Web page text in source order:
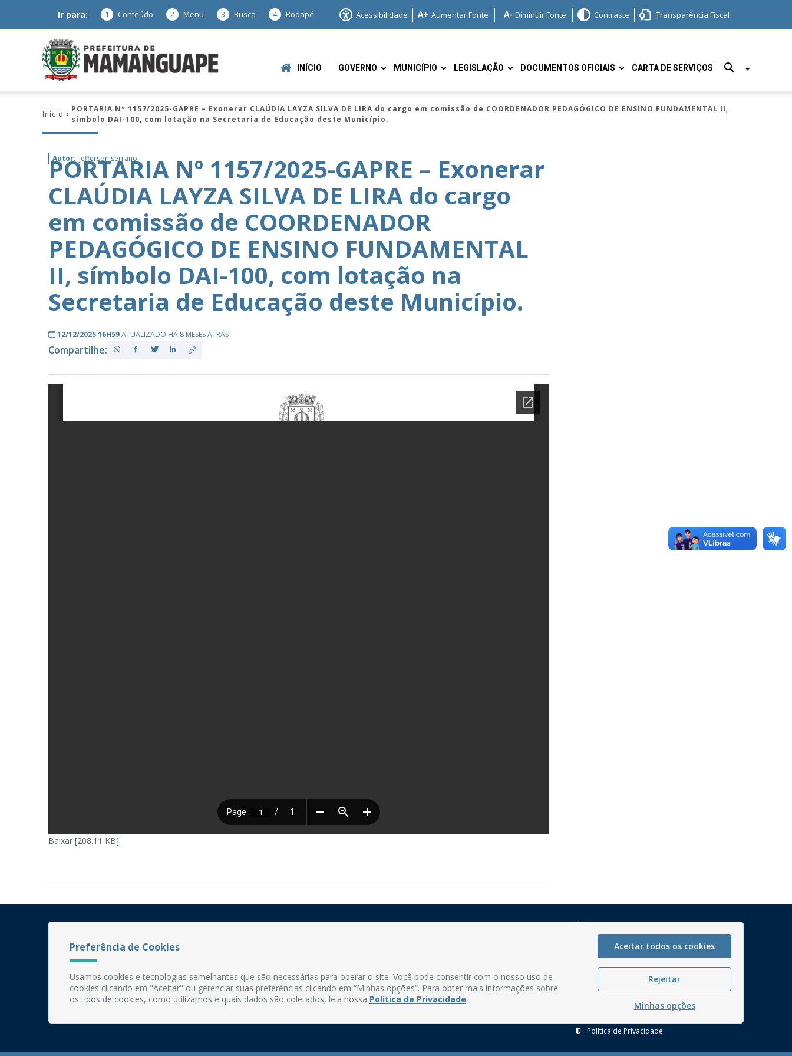
Ir para: 1 Conteúdo 2 Menu 3 Busca 4 Rodapé Acessibilidade Aumentar Fonte Diminuir Fonte Contraste Transparência Fiscal
de
–
PB
INÍCIO GOVERNO MUNICÍPIO LEGISLAÇÃO DOCUMENTOS OFICIAIS CARTA DE SERVIÇOS
Início
PORTARIA Nº 1157/2025-GAPRE – Exonerar CLAÚDIA LAYZA SILVA DE LIRA do cargo em comissão de COORDENADOR PEDAGÓGICO DE ENSINO FUNDAMENTAL II,
símbolo DAI-100, com lotação na Secretaria de Educação deste Município.
Autor: jefferson serrano
PORTARIA Nº 1157/2025-GAPRE – Exonerar
CLAÚDIA LAYZA SILVA DE LIRA do cargo
em comissão de COORDENADOR
PEDAGÓGICO DE ENSINO FUNDAMENTAL
II, símbolo DAI-100, com lotação na
Secretaria de Educação deste Município.
12/12/2025 16H59ATUALIZADO HÁ 8 MESES ATRÁS
Compartilhe:
Baixar [208.11 KB]
CEP: 58.280-000 - Mamanguape/PB
Fone: (83) 3292-2246
Email: comunicacao@mamanguape.pb.gov.br
Expediente: Segunda à Sexta, das 08h às 13h
Mapa do Site
Perguntas frequentes
Manual de Navegação
Serviços Internos
Política de Privacidade
Preferência de Cookies
Usamos cookies e tecnologias semelhantes que são necessárias para operar o site. Você pode consentir com o nosso uso de
cookies clicando em "Aceitar" ou gerenciar suas preferências clicando em “Minhas opções”. Para obter mais informações sobre
os tipos de cookies, como utilizamos e quais dados são coletados, leia nossa Política de Privacidade.
Aceitar todos os cookies
Rejeitar
Minhas opções